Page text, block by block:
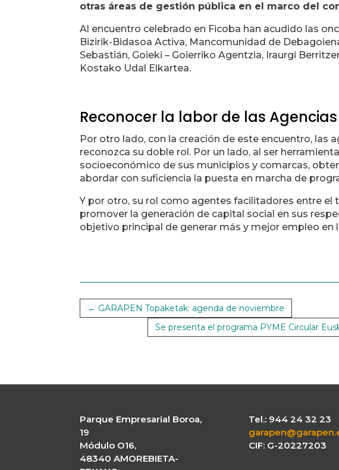
otras áreas de gestión pública en el marco del
Al encuentro celebrado en Ficoba han acudido las
Bizirik-Bidasoa Activa, Mancomunidad de
Sebastián, Goieki – Goierriko Agentzia, Iraurgi
Kostako Udal Elkartea.
Reconocer la labor de las Agencias
Por otro lado, con la creación de este encuentro, las
reconozca su doble rol. Por un lado, al ser
socioeconómico de sus municipios y comarcas,
abordar con suficiencia la puesta en marcha de
Y por otro, su rol como agentes facilitadores entre
promover la generación de capital social en sus
objetivo principal de generar más y mejor empleo en
← GARAPEN Topaketak: agenda de noviembre
Se presenta el programa PYME Circular
Parque Empresarial Boroa,
19
Módulo O16,
48340 AMOREBIETA-
Tel.: 944 24 32 23
CIF: G-20227203